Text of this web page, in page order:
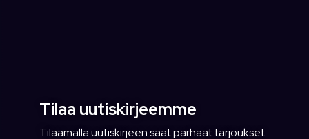
Tilaa uutiskirjeemme
Tilaamalla uutiskirjeen saat parhaat tarjoukset